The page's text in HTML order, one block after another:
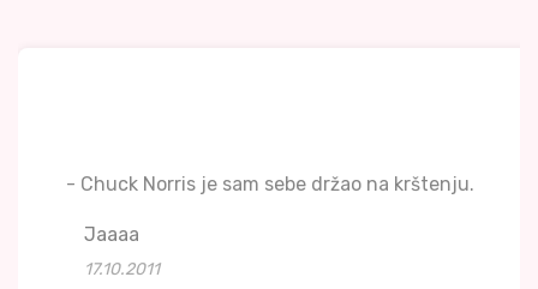
- Chuck Norris je sam sebe držao na krštenju.
Jaaaa
17.10.2011